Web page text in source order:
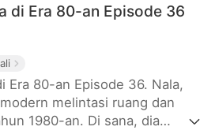
di Era 80-an Episode 36
Era 80-an Episode 36. Nala,
melintasi ruang dan
1980-an. Di sana, dia